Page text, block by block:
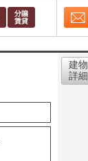
建物
詳細